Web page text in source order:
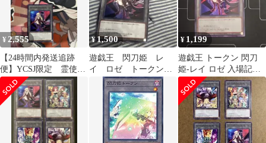
¥ 2,555
【24時間内発送追跡
便】YCSJ限定 霊使い
トークン2枚 閃刀姫ト
ークン1枚
¥1,500
遊戯王 閃刀姫 レ
イ ロゼ トークン
クロニクル アニメジ
ャパン YCSJ
¥ 1,199
遊戯王 トークン 閃刀
姫-レイ ロゼ 入場記念
YCSJ 最安 セットで割
引可能